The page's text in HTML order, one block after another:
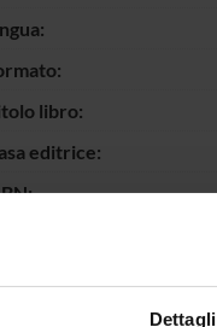
Dettagli
libro:
editrice:
descrizione dei